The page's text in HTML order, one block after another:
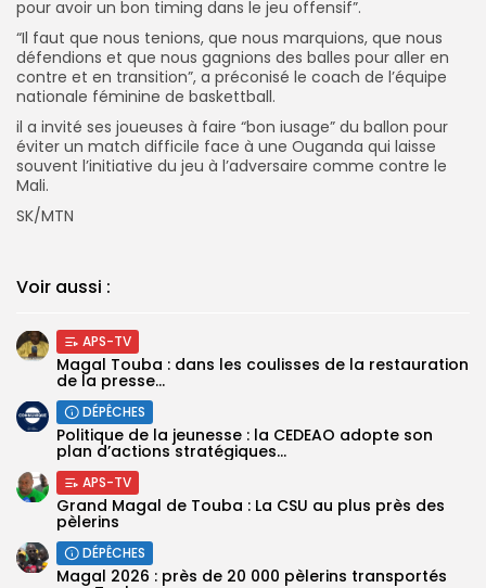
pour avoir un bon timing dans le jeu offensif”.
“Il faut que nous tenions, que nous marquions, que nous
défendions et que nous gagnions des balles pour aller en
contre et en transition”, a préconisé le coach de l’équipe
nationale féminine de baskettball.
il a invité ses joueuses à faire “bon iusage” du ballon pour
éviter un match difficile face à une Ouganda qui laisse
souvent l’initiative du jeu à l’adversaire comme contre le
Mali.
SK/MTN
Voir aussi :
APS-TV
Magal Touba : dans les coulisses de la restauration
de la presse...
DÉPÊCHES
Politique de la jeunesse : la CEDEAO adopte son
plan d’actions stratégiques...
APS-TV
Grand Magal de Touba : La CSU au plus près des
pèlerins
DÉPÊCHES
Magal 2026 : près de 20 000 pèlerins transportés